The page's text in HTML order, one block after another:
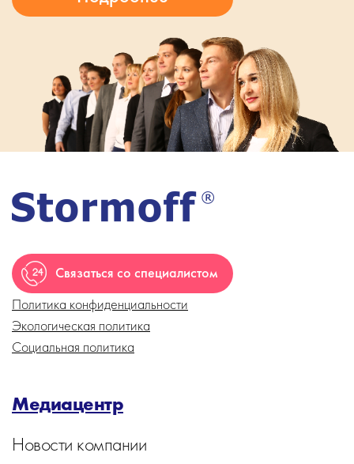
Связаться со специалистом
Политика конфиденциальности
Экологическая политика
Социальная политика
Медиацентр
Новости компании